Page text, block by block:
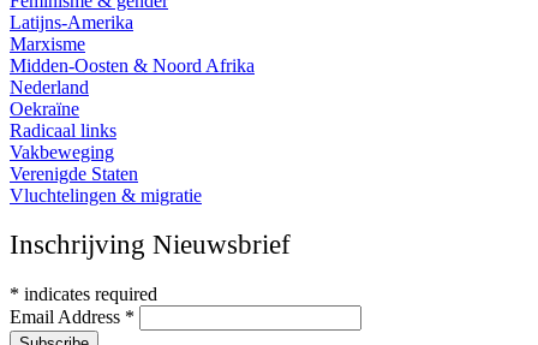
Latijns-Amerika
Marxisme
Midden-Oosten & Noord Afrika
Nederland
Oekraïne
Radicaal links
Vakbeweging
Verenigde Staten
Vluchtelingen & migratie
Inschrijving Nieuwsbrief
* indicates required
Email Address *